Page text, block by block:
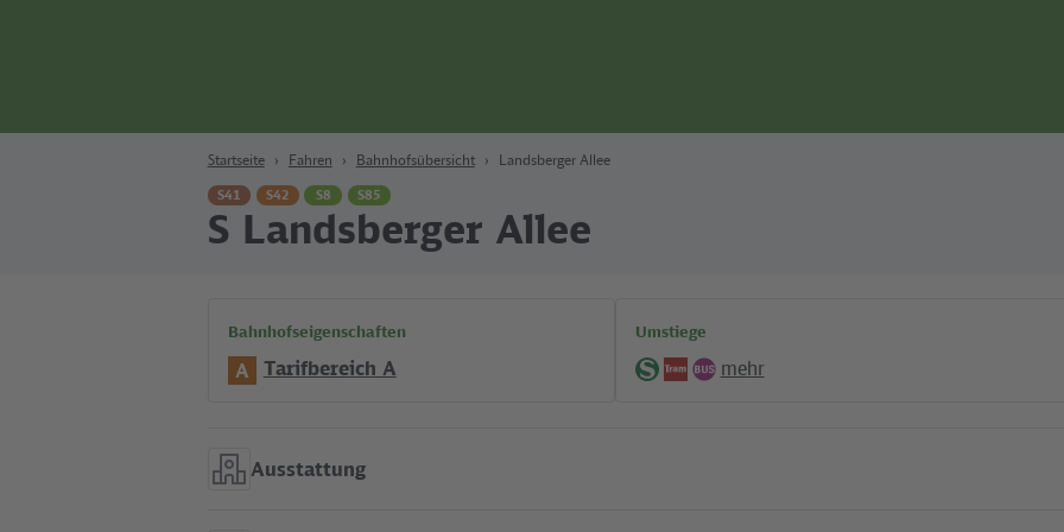
Startseite Fahren Bahnhofsübersicht Landsberger Allee
S41 S42 S8 S85
S Landsberger Allee
Bahnhofseigenschaften
A Tarifbereich A
Umstiege
mehr
Ausstattung